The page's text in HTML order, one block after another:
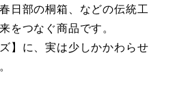
日部の桐箱、などの伝統工
をつなぐ商品です。
】に、実は少しかかわらせ